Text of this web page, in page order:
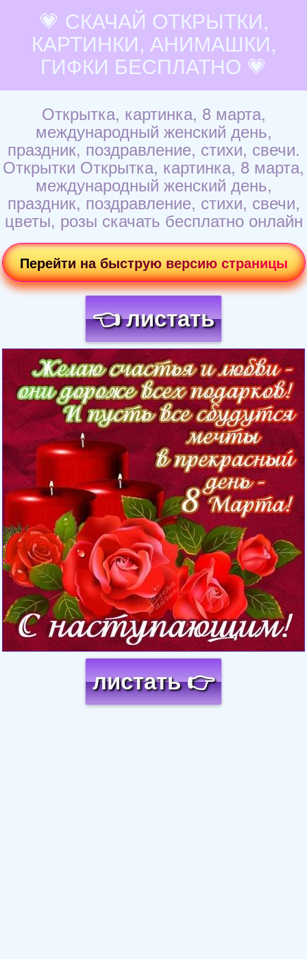
💗 СКАЧАЙ ОТКРЫТКИ,
КАРТИНКИ, АНИМАШКИ,
ГИФКИ БЕСПЛАТНО 💗
Открытка, картинка, 8 марта,
международный женский день,
праздник, поздравление, стихи, свечи.
Открытки Открытка, картинка, 8 марта,
международный женский день,
праздник, поздравление, стихи, свечи,
цветы, розы скачать бесплатно онлайн
Перейти на быструю версию страницы
👈 листать
Загрузка картинки...
листать 👉